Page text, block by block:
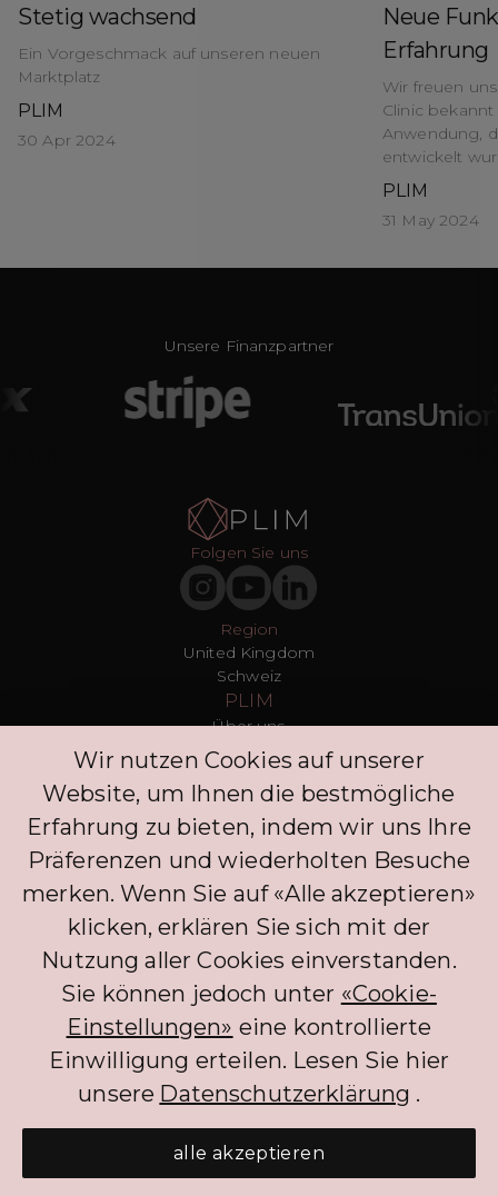
Stetig wachsend
Ein Vorgeschmack auf unseren neuen
Marktplatz
PLIM
30 Apr 2024
Neue
Erfahrung
Wir freuen
Clinic
Anwendung,
entwickelt
PLIM
31 May 2024
Unsere Finanzpartner
Region
United Kingdom
Schweiz
Folgen Sie uns
PLIM
Über uns
T&Cs
Datenschutz
Presse
Blogs
Kontakt
Kunden
FAQ
Anmelden
Entdecken Sie
Datenschutzrichtlinie
Kommentar hinterlassen
Concierge
Anmelden
Partner
Die BNPL-Dienstleistungen, die PLIM CH-Kunden anbietet, profitieren
Wir nutzen Cookies auf unserer
Website, um Ihnen die bestmögliche
Erfahrung zu bieten, indem wir uns Ihre
Präferenzen und wiederholten Besuche
merken. Wenn Sie auf «Alle akzeptieren»
klicken, erklären Sie sich mit der
Nutzung aller Cookies einverstanden.
Sie können jedoch unter «Cookie-
Einstellungen» eine kontrollierte
Einwilligung erteilen. Lesen Sie hier
unsere Datenschutzerklärung .
alle akzeptieren